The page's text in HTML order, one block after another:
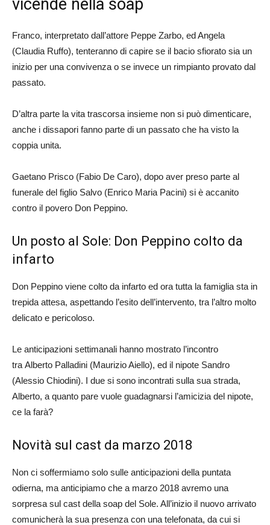
vicende nella soap
Franco, interpretato dall’attore Peppe Zarbo, ed Angela
(Claudia Ruffo), tenteranno di capire se il bacio sfiorato sia un
inizio per una convivenza o se invece un rimpianto provato dal
passato.
D’altra parte la vita trascorsa insieme non si può dimenticare,
anche i dissapori fanno parte di un passato che ha visto la
coppia unita.
Gaetano Prisco (Fabio De Caro), dopo aver preso parte al
funerale del figlio Salvo (Enrico Maria Pacini) si è accanito
contro il povero Don Peppino.
Un posto al Sole: Don Peppino colto da
infarto
Don Peppino viene colto da infarto ed ora tutta la famiglia sta in
trepida attesa, aspettando l’esito dell’intervento, tra l’altro molto
delicato e pericoloso.
Le anticipazioni settimanali hanno mostrato l’incontro
tra Alberto Palladini (Maurizio Aiello), ed il nipote Sandro
(Alessio Chiodini). I due si sono incontrati sulla sua strada,
Alberto, a quanto pare vuole guadagnarsi l’amicizia del nipote,
ce la farà?
Novità sul cast da marzo 2018
Non ci soffermiamo solo sulle anticipazioni della puntata
odierna, ma anticipiamo che a marzo 2018 avremo una
sorpresa sul cast della soap del Sole. All’inizio il nuovo arrivato
comunicherà la sua presenza con una telefonata, da cui si